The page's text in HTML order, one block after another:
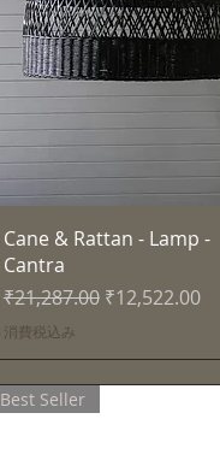
クイックビュー
Cane & Rattan - Lamp -
Cantra
通常価格
₹21,287.00 セール価格
₹12,522.00
消費税込み
Best Seller